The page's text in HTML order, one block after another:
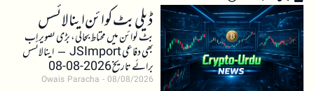
ڈیلی بٹ کوائن اینالائسس
بٹ کوائن میں محتاط بحالی، بڑی تصویر اب
بھی دفاعی JSImport – اینالائسس
برائے تاریخ 2026-08-08
Owais Paracha 08/08/2026